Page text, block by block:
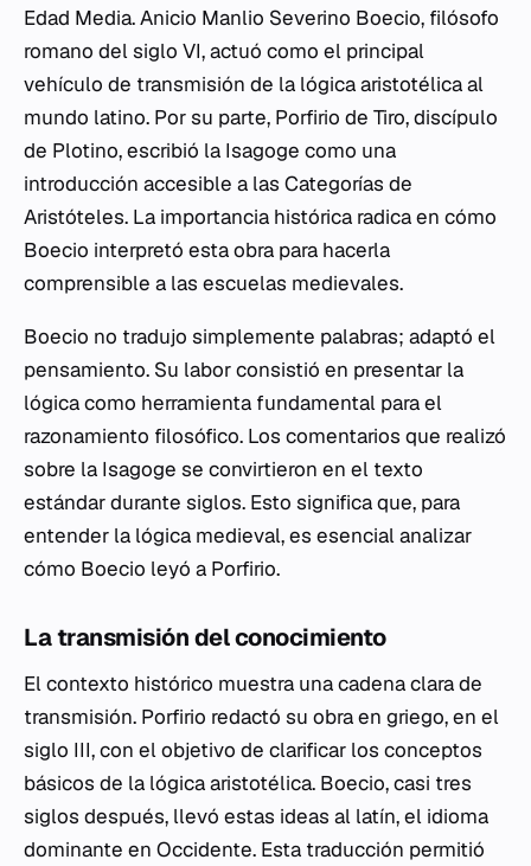
Edad Media. Anicio Manlio Severino Boecio, filósofo
romano del siglo VI, actuó como el principal
vehículo de transmisión de la lógica aristotélica al
mundo latino. Por su parte, Porfirio de Tiro, discípulo
de Plotino, escribió la Isagoge como una
introducción accesible a las Categorías de
Aristóteles. La importancia histórica radica en cómo
Boecio interpretó esta obra para hacerla
comprensible a las escuelas medievales.
Boecio no tradujo simplemente palabras; adaptó el
pensamiento. Su labor consistió en presentar la
lógica como herramienta fundamental para el
razonamiento filosófico. Los comentarios que realizó
sobre la Isagoge se convirtieron en el texto
estándar durante siglos. Esto significa que, para
entender la lógica medieval, es esencial analizar
cómo Boecio leyó a Porfirio.
La transmisión del conocimiento
El contexto histórico muestra una cadena clara de
transmisión. Porfirio redactó su obra en griego, en el
siglo III, con el objetivo de clarificar los conceptos
básicos de la lógica aristotélica. Boecio, casi tres
siglos después, llevó estas ideas al latín, el idioma
dominante en Occidente. Esta traducción permitió